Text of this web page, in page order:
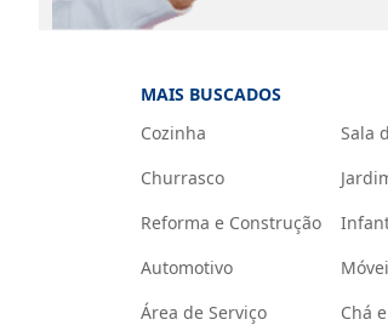
MAIS BUSCADOS
Cozinha
Sala
Churrasco
Reforma e Construção
Automotivo
Área de Serviço
Chá